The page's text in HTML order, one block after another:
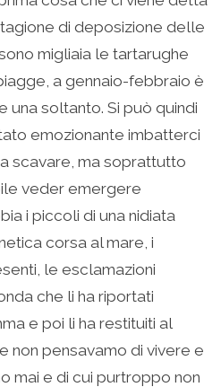
di deposizione delle
migliaia le tartarughe
a gennaio-febbraio è
una soltanto. Si può quindi
emozionante imbatterci
scavare, ma soprattutto
veder emergere
i piccoli di una nidiata
corsa al mare, i
le esclamazioni
che li ha riportati
e poi li ha restituiti al
non pensavamo di vivere e
mai e di cui purtroppo non